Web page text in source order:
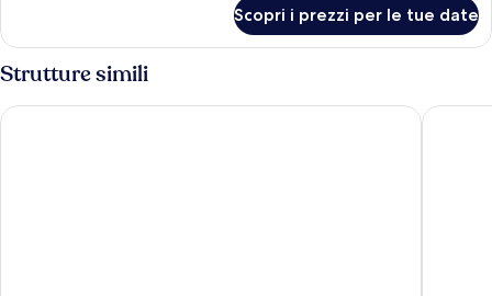
Scopri i prezzi per le tue date
Strutture simili
The Legacy Luxury By Bridge View 8fold by